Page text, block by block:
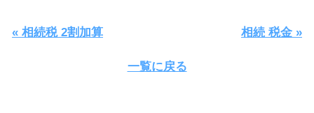
« 相続税 2割加算 相続 税金 »
一覧に戻る